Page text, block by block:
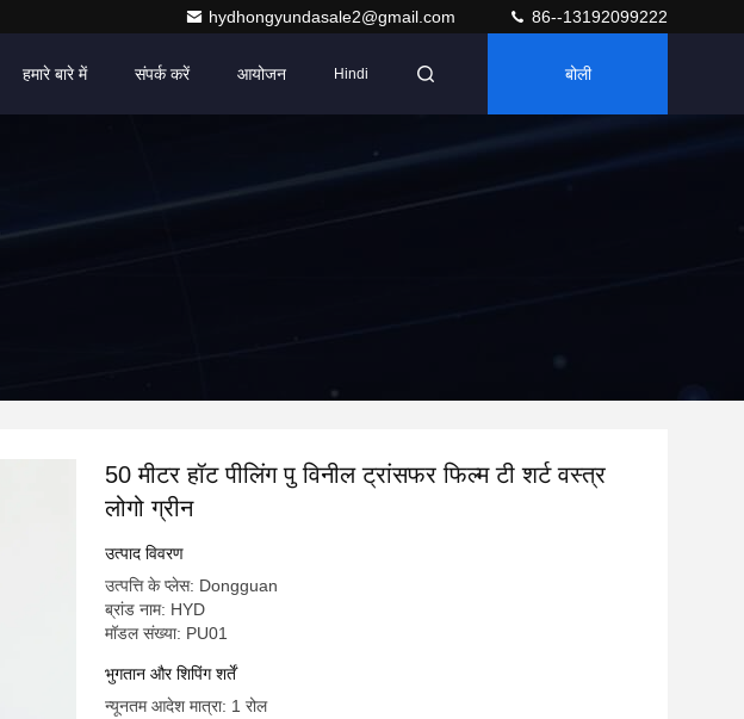
hydhongyundasale2@gmail.com 86--13192099222
हमारे बारे में संपर्क करें आयोजन Hindi बोली
50 मीटर हॉट पीलिंग पु विनील ट्रांसफर फिल्म टी शर्ट वस्त्र
लोगो ग्रीन
उत्पाद विवरण
उत्पत्ति के प्लेस: Dongguan
ब्रांड नाम: HYD
मॉडल संख्या: PU01
भुगतान और शिपिंग शर्तें
न्यूनतम आदेश मात्रा: 1 रोल